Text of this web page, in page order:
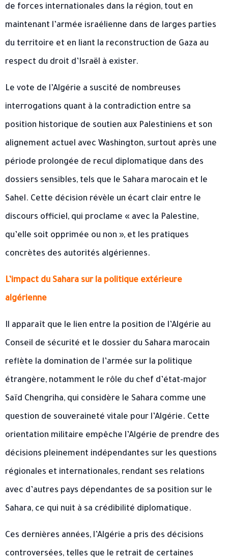
de forces internationales dans la région, tout en
maintenant l’armée israélienne dans de larges parties
du territoire et en liant la reconstruction de Gaza au
respect du droit d’Israël à exister.
Le vote de l’Algérie a suscité de nombreuses
interrogations quant à la contradiction entre sa
position historique de soutien aux Palestiniens et son
alignement actuel avec Washington, surtout après une
période prolongée de recul diplomatique dans des
dossiers sensibles, tels que le Sahara marocain et le
Sahel. Cette décision révèle un écart clair entre le
discours officiel, qui proclame « avec la Palestine,
qu’elle soit opprimée ou non », et les pratiques
concrètes des autorités algériennes.
L’impact du Sahara sur la politique extérieure
algérienne
Il apparaît que le lien entre la position de l’Algérie au
Conseil de sécurité et le dossier du Sahara marocain
reflète la domination de l’armée sur la politique
étrangère, notamment le rôle du chef d’état-major
Saïd Chengriha, qui considère le Sahara comme une
question de souveraineté vitale pour l’Algérie. Cette
orientation militaire empêche l’Algérie de prendre des
décisions pleinement indépendantes sur les questions
régionales et internationales, rendant ses relations
avec d’autres pays dépendantes de sa position sur le
Sahara, ce qui nuit à sa crédibilité diplomatique.
Ces dernières années, l’Algérie a pris des décisions
controversées, telles que le retrait de certaines